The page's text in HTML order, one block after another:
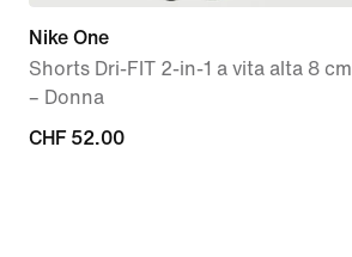
Nike One
Shorts Dri-FIT 2-in-1 a vita alta 8 cm
– Donna
CHF
CHF 52.00